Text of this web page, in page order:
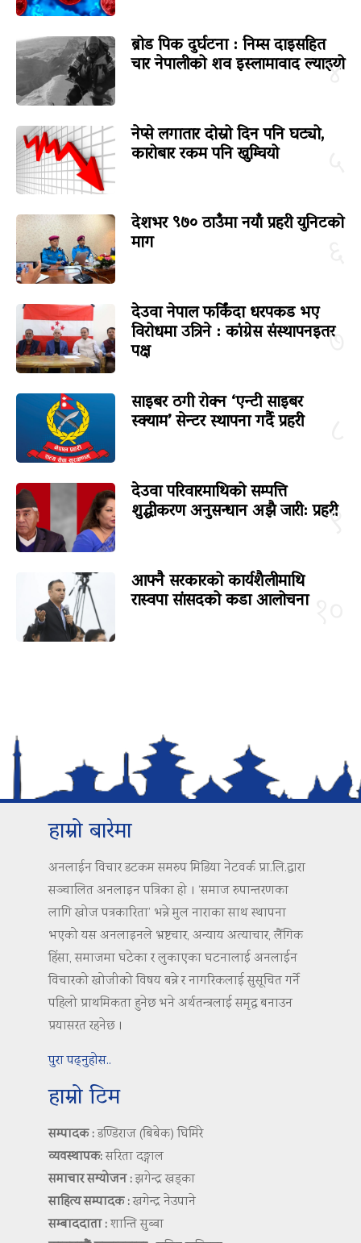
४
ब्रोड पिक दुर्घटना : निम्स दाइसहित
चार नेपालीको शव इस्लामावाद ल्याइयो
नेप्से लगातार दोस्रो दिन पनि घट्यो,
कारोबार रकम पनि खुम्चियो
देशभर ९७० ठाउँमा नयाँ प्रहरी युनिटको
माग
७
देउवा नेपाल फर्किंदा धरपकड भए
विरोधमा उत्रिने : कांग्रेस संस्थापनइतर
पक्ष
साइबर ठगी रोक्न ‘एन्टी साइबर
स्क्याम’ सेन्टर स्थापना गर्दै प्रहरी
९
देउवा परिवारमाथिको सम्पत्ति
शुद्धीकरण अनुसन्धान अझै जारी: प्रहरी
आफ्नै सरकारको कार्यशैलीमाथि
रास्वपा सांसदको कडा आलोचना
हाम्रो बारेमा
अनलाईन विचार डटकम समरुप मिडिया नेटवर्क प्रा.लि.द्वारा
सञ्चालित अनलाइन पत्रिका हो । ‘समाज रुपान्तरणका
लागि खोज पत्रकारिता’ भन्ने मुल नाराका साथ स्थापना
भएको यस अनलाइनले भ्रष्टचार, अन्याय अत्याचार, लैंगिक
हिंसा, समाजमा घटेका र लुकाएका घटनालाई अनलाईन
विचारको खोजीको विषय बन्ने र नागरिकलाई सुसूचित गर्ने
पहिलो प्राथमिकता हुनेछ भने अर्थतन्त्रलाई समृद्ध बनाउन
प्रयासरत रहनेछ ।
पुरा पढ्नुहोस..
हाम्रो टिम
सम्पादक :डण्डिराज (बिबेक) घिमिरे
व्यवस्थापक:सरिता दङ्गाल
समाचार सम्योजन :झगेन्द्र खड्का
साहित्य सम्पादक :खगेन्द्र नेउपाने
सम्बाददाता :शान्ति सुब्बा